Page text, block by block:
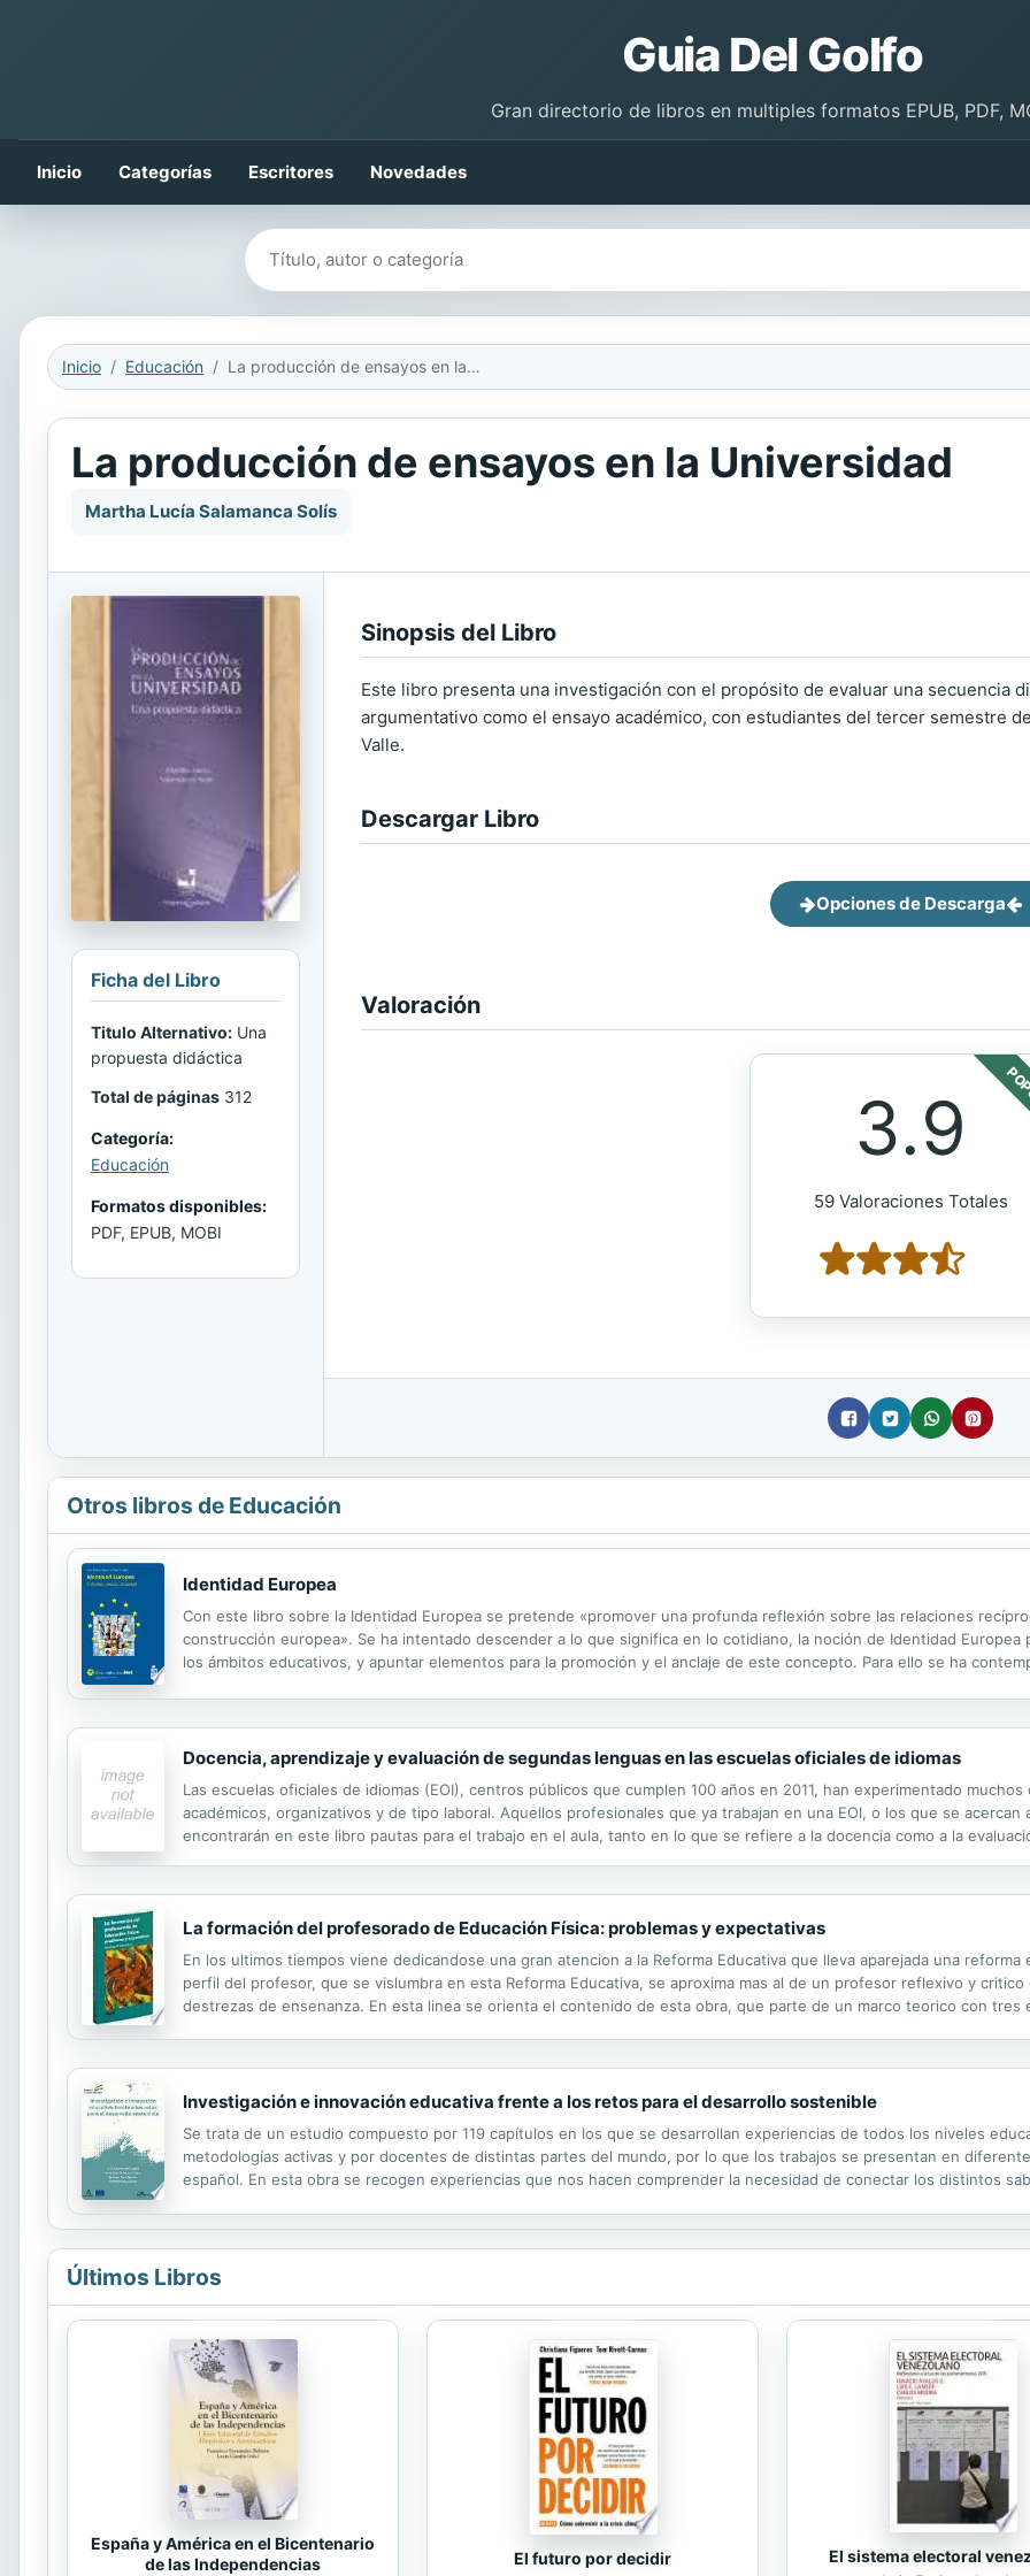
Guia Del Golfo
Gran directorio de libros en multiples formatos EPUB, PDF,
Inicio Categorías Escritores Novedades
Buscar libros
Inicio Educación La producción de ensayos en la Universidad
La producción de ensayos en la Universidad
Martha Lucía Salamanca Solís
Ficha del Libro
Titulo Alternativo: Una
propuesta didáctica
Total de páginas 312
Categoría:
Educación
Formatos disponibles:
PDF, EPUB, MOBI
Sinopsis del Libro
Este libro presenta una investigación con el propósito de evaluar una secuencia
argumentativo como el ensayo académico, con estudiantes del tercer semestre
Valle.
Descargar Libro
Opciones de Descarga
Valoración
3.9
59 Valoraciones Totales
Otros libros de Educación
Identidad Europea
Con este libro sobre la Identidad Europea se pretende «promover una profunda reflexión sobre las relaciones
construcción europea». Se ha intentado descender a lo que significa en lo cotidiano, la noción de Identidad Europea
los ámbitos educativos, y apuntar elementos para la promoción y el anclaje de este concepto. Para ello se ha
Docencia, aprendizaje y evaluación de segundas lenguas en las escuelas oficiales de idiomas
Las escuelas oficiales de idiomas (EOI), centros públicos que cumplen 100 años en 2011, han experimentado
académicos, organizativos y de tipo laboral. Aquellos profesionales que ya trabajan en una EOI, o los que se
encontrarán en este libro pautas para el trabajo en el aula, tanto en lo que se refiere a la docencia como a la
La formación del profesorado de Educación Física: problemas y expectativas
En los ultimos tiempos viene dedicandose una gran atencion a la Reforma Educativa que lleva aparejada una
perfil del profesor, que se vislumbra en esta Reforma Educativa, se aproxima mas al de un profesor reflexivo y
destrezas de ensenanza. En esta linea se orienta el contenido de esta obra, que parte de un marco teorico con
Investigación e innovación educativa frente a los retos para el desarrollo sostenible
Se trata de un estudio compuesto por 119 capítulos en los que se desarrollan experiencias de todos los niveles
metodologías activas y por docentes de distintas partes del mundo, por lo que los trabajos se presentan en
español. En esta obra se recogen experiencias que nos hacen comprender la necesidad de conectar los distintos
Últimos Libros
España y América en el Bicentenario
de las Independencias
El futuro por decidir El sistema electoral